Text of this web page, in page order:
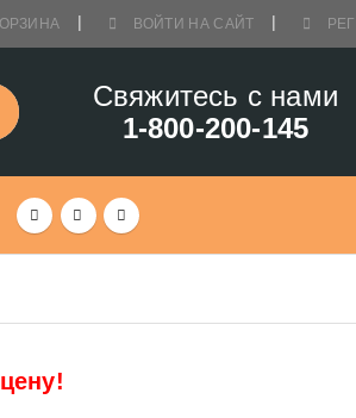
ВОЙТИ НА САЙТ
Свяжитесь с нами
1-800-200-145